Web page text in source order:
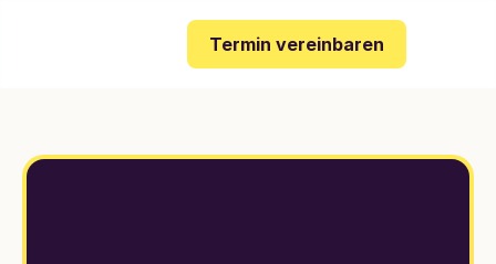
Termin vereinbaren